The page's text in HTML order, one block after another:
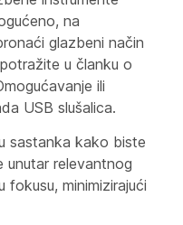
na
glazbeni način
u članku o
ili
USB slušalica.
sastanka kako biste
unutar relevantnog
minimizirajući